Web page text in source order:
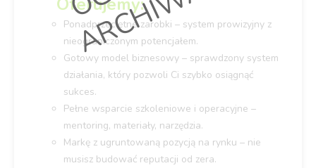
Ponadprzeciętne zarobki – system prowizyjny z
nieograniczonym potencjałem.
Gotowy model biznesowy – sprawdzony system
działania, który pozwoli Ci szybko osiągnąć
sukces.
Pełne wsparcie szkoleniowe i operacyjne –
mentoring, materiały, narzędzia.
Markę z ugruntowaną pozycją na rynku – nie
musisz budować reputacji od zera.